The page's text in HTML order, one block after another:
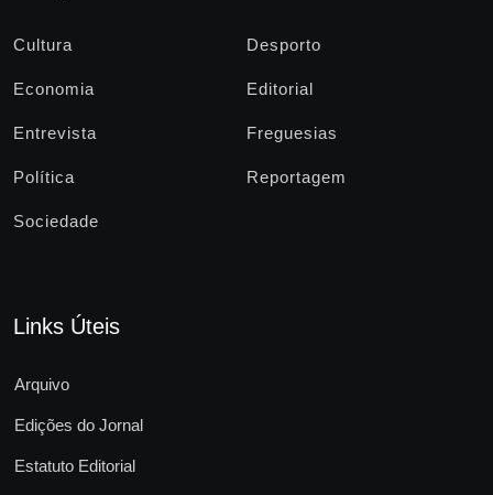
Cultura Desporto
Economia Editorial
Entrevista Freguesias
Política Reportagem
Sociedade
Links Úteis
Arquivo
Edições do Jornal
Estatuto Editorial